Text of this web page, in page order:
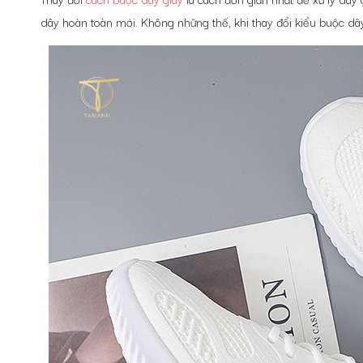
dây hoàn toàn mới. Không những thế, khi thay đổi kiểu buộc